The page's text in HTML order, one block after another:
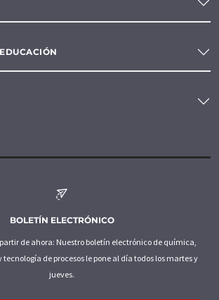
BOLETÍN ELECTRÓNICO
de ahora: Nuestro boletín electrónico de química,
de procesos le pone al día todos los martes y
jueves.